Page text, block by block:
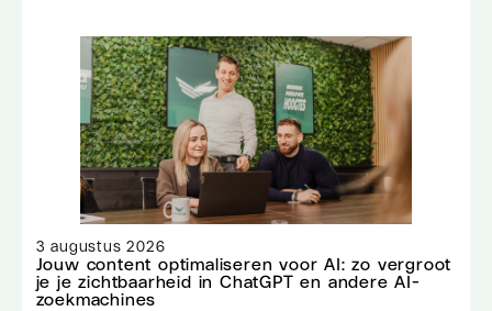
3 augustus 2026
Jouw content optimaliseren voor AI: zo vergroot
je je zichtbaarheid in ChatGPT en andere AI-
zoekmachines